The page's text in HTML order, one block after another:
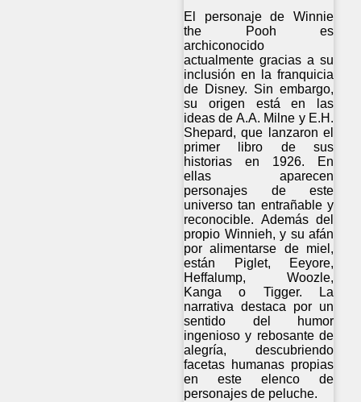
El personaje de Winnie
the Pooh es
archiconocido
actualmente gracias a su
inclusión en la franquicia
de Disney. Sin embargo,
su origen está en las
ideas de A.A. Milne y E.H.
Shepard, que lanzaron el
primer libro de sus
historias en 1926. En
ellas aparecen
personajes de este
universo tan entrañable y
reconocible. Además del
propio Winnieh, y su afán
por alimentarse de miel,
están Piglet, Eeyore,
Heffalump, Woozle,
Kanga o Tigger. La
narrativa destaca por un
sentido del humor
ingenioso y rebosante de
alegría, descubriendo
facetas humanas propias
en este elenco de
personajes de peluche.